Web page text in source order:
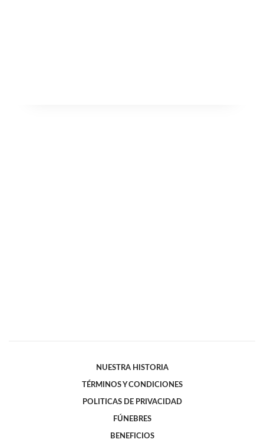
NUESTRA HISTORIA
TÉRMINOS Y CONDICIONES
POLITICAS DE PRIVACIDAD
FÚNEBRES
BENEFICIOS